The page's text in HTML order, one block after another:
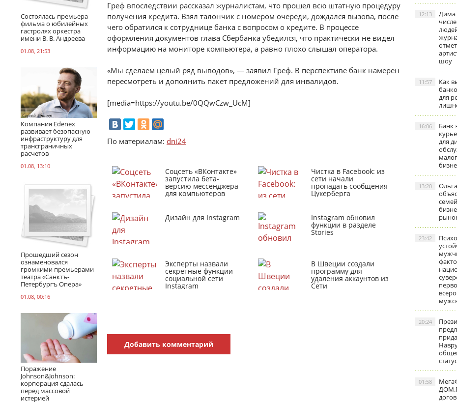
Состоялась премьера
фильма о юбилейных
гастролях оркестра
имени В. В. Андреева
01.08, 21:53
Компания Edenex
развивает безопасную
инфраструктуру для
трансграничных
расчетов
01.08, 13:10
Прошедший сезон
ознаменовался
громкими премьерами
театра «Санктъ-
Петербургъ Опера»
01.08, 00:16
Поражение
Johnson&Johnson:
корпорация сдалась
перед массовой
истерией
Греф впоследствии рассказал журналистам, что прошел всю штатную процедуру
получения кредита. Взял талончик с номером очереди, дождался вызова, после
чего обратился к сотруднице банка с вопросом о кредите. В процессе
оформления документов глава Сбербанка убедился, что практически не видел
информацию на мониторе компьютера, а равно плохо слышал оператора.
«Мы сделаем целый ряд выводов», — заявил Греф. В перспективе банк намерен
пересмотреть и дополнить пакет предложений для инвалидов.
[media=https://youtu.be/0QQwCzw_UcM]
По материалам: dni24
Соцсеть «ВКонтакте»
запустила бета-
версию мессенджера
для компьютеров
Чистка в Facebook: из
сети начали
пропадать сообщения
Цукерберга
Дизайн для Instagram Instagram обновил
функции в разделе
Stories
Эксперты назвали
секретные функции
социальной сети
Instagram
В Швеции создали
программу для
удаления аккаунтов из
Сети
Добавить комментарий
Дима
шоу
12:13
Как
для
11:57
Банк
для
16:06
13:20
23:42
статус
20:24
01:58